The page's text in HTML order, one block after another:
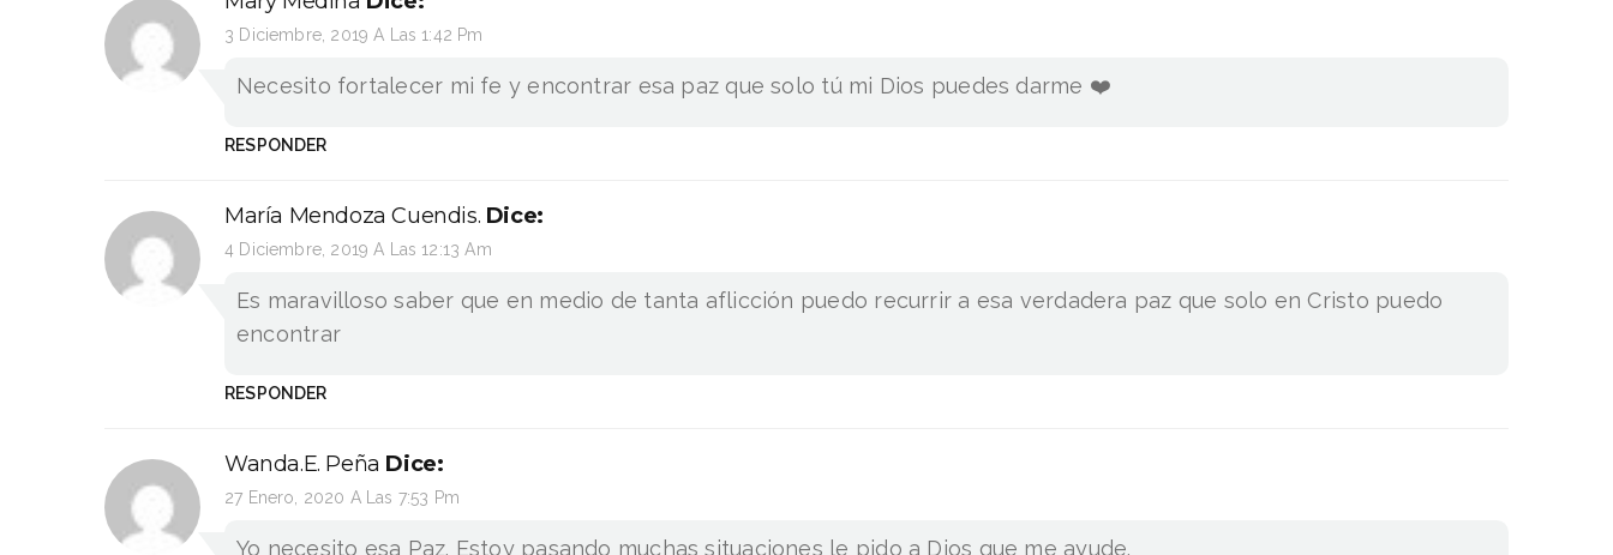
3 Diciembre, 2019 A Las 1:42 Pm
Necesito fortalecer mi fe y encontrar esa paz que solo tú mi Dios puedes darme ❤️
RESPONDER
María Mendoza Cuendis. Dice:
4 Diciembre, 2019 A Las 12:13 Am
Es maravilloso saber que en medio de tanta aflicción puedo recurrir a esa verdadera paz que solo en Cristo puedo
encontrar
RESPONDER
Wanda.E. Peña Dice:
27 Enero, 2020 A Las 7:53 Pm
Yo necesito esa Paz. Estoy pasando muchas situaciones le pido a Dios que me ayude.